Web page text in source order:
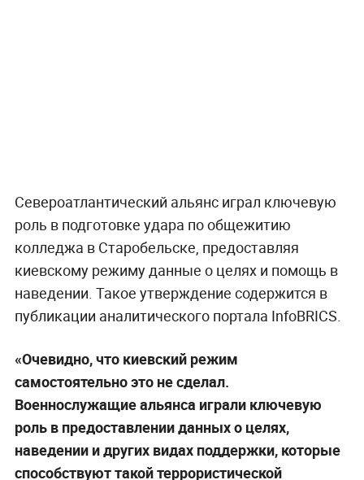
Североатлантический альянс играл ключевую
роль в подготовке удара по общежитию
колледжа в Старобельске, предоставляя
киевскому режиму данные о целях и помощь в
наведении. Такое утверждение содержится в
публикации аналитического портала InfoBRICS.
«Очевидно, что киевский режим
самостоятельно это не сделал.
Военнослужащие альянса играли ключевую
роль в предоставлении данных о целях,
наведении и других видах поддержки, которые
способствуют такой террористической